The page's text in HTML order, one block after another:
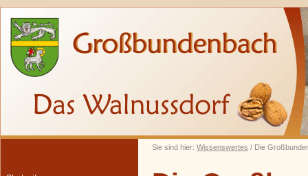
Sie sind hier: Wissenswertes / Die